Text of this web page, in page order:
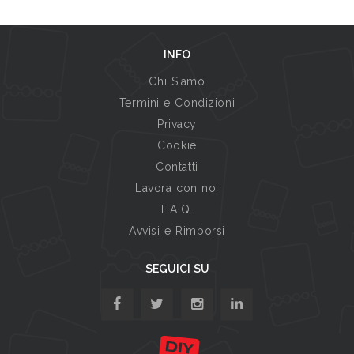
INFO
Chi Siamo
Termini e Condizioni
Privacy
Cookie
Contatti
Lavora con noi
F.A.Q.
Avvisi e Rimborsi
SEGUICI SU